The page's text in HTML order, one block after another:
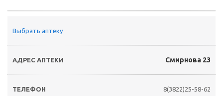
Выбрать аптеку
Смирнова 23
8(3822)25-58-62